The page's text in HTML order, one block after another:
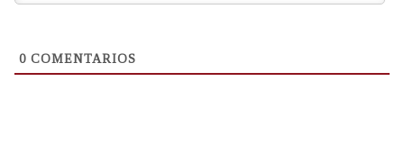
0 COMENTARIOS